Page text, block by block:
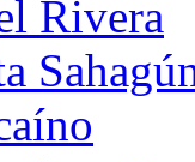
Rivera